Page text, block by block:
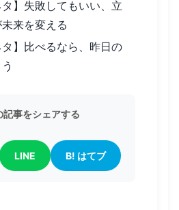
タ】失敗してもいい、立
来を変える
タ】比べるなら、昨日の
記事をシェアする
LINE B! はてブ